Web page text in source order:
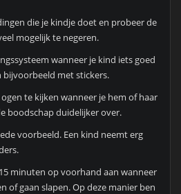
die je kindje doet en probeer de
mogelijk te negeren.
wanneer je kind iets goed
bijvoorbeeld met stickers.
te kijken wanneer je hem of haar
boodschap duidelijker over.
voorbeeld. Een kind neemt erg
minuten op voorhand aan wanneer
of gaan slapen. Op deze manier ben